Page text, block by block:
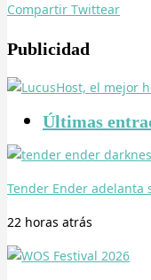
Compartir Twittear
Publicidad
Últimas
Tender Ender adelanta
22 horas atrás